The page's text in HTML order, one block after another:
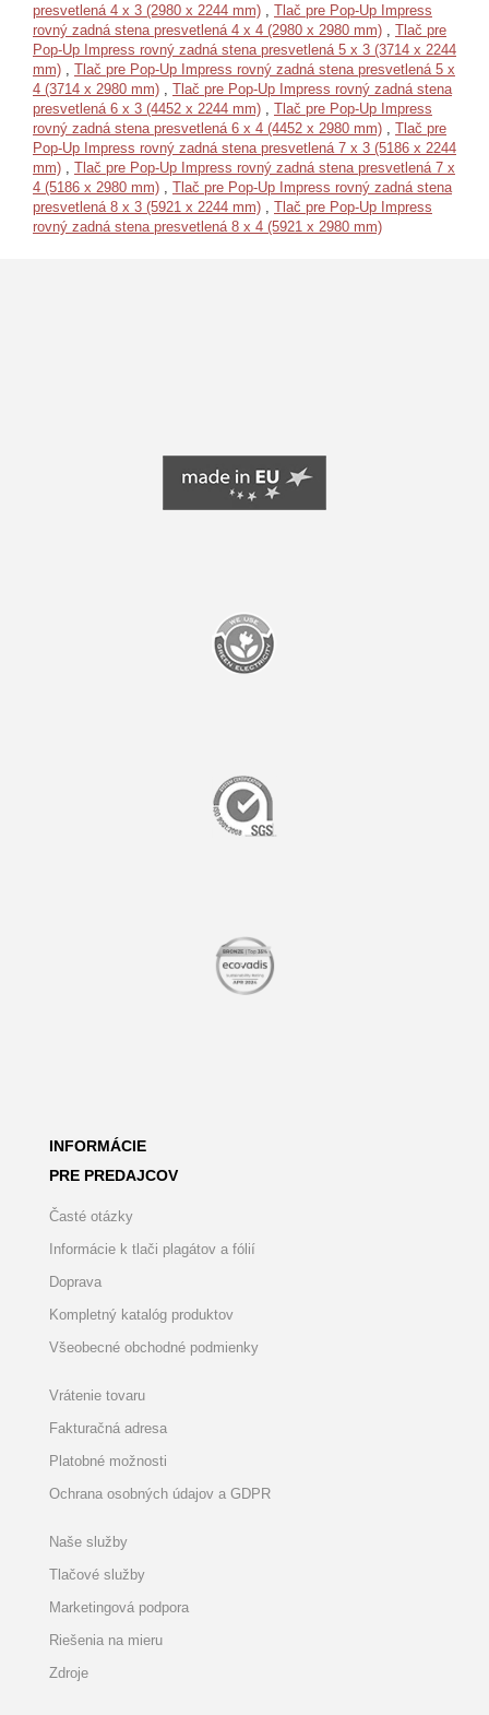
presvetlená 4 x 3 (2980 x 2244 mm) , Tlač pre Pop-Up Impress
rovný zadná stena presvetlená 4 x 4 (2980 x 2980 mm) , Tlač pre
Pop-Up Impress rovný zadná stena presvetlená 5 x 3 (3714 x 2244
mm) , Tlač pre Pop-Up Impress rovný zadná stena presvetlená 5 x
4 (3714 x 2980 mm) , Tlač pre Pop-Up Impress rovný zadná stena
presvetlená 6 x 3 (4452 x 2244 mm) , Tlač pre Pop-Up Impress
rovný zadná stena presvetlená 6 x 4 (4452 x 2980 mm) , Tlač pre
Pop-Up Impress rovný zadná stena presvetlená 7 x 3 (5186 x 2244
mm) , Tlač pre Pop-Up Impress rovný zadná stena presvetlená 7 x
4 (5186 x 2980 mm) , Tlač pre Pop-Up Impress rovný zadná stena
presvetlená 8 x 3 (5921 x 2244 mm) , Tlač pre Pop-Up Impress
rovný zadná stena presvetlená 8 x 4 (5921 x 2980 mm)
INFORMÁCIE
PRE PREDAJCOV
Časté otázky
Informácie k tlači plagátov a fólií
Doprava
Kompletný katalóg produktov
Všeobecné obchodné podmienky
Vrátenie tovaru
Fakturačná adresa
Platobné možnosti
Ochrana osobných údajov a GDPR
Naše služby
Tlačové služby
Marketingová podpora
Riešenia na mieru
Zdroje